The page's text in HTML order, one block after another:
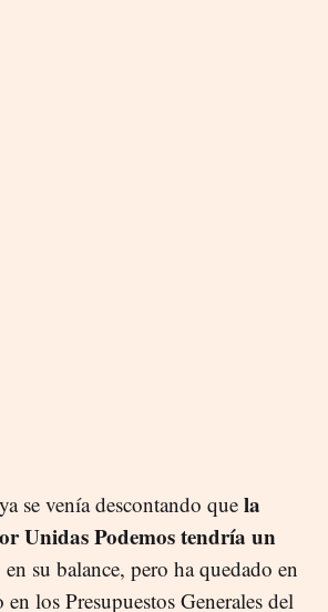
se venía descontando que la
Unidas Podemos tendría un
en su balance, pero ha quedado en
los Presupuestos Generales del